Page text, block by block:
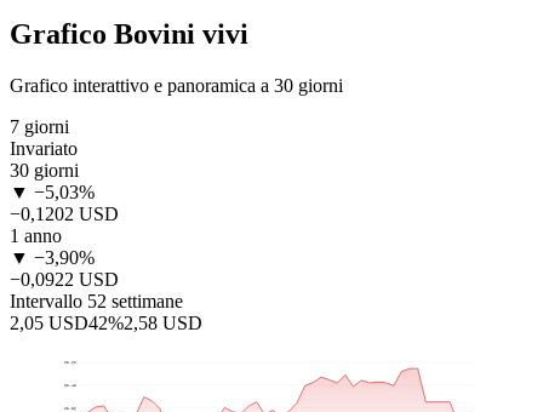
Grafico Bovini vivi
Grafico interattivo e panoramica a 30 giorni
7 giorni
Invariato
30 giorni
▼ −5,03%
−0,1202 USD
1 anno
▼ −3,90%
−0,0922 USD
Intervallo 52 settimane
2,05 USD42%2,58 USD
$2,36
$2,48
$2,61